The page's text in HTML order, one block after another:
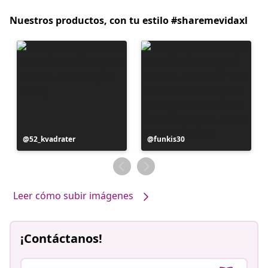
Nuestros productos, con tu estilo #sharemevidaxl
Publicación
realizada
52_kvadrater
Publicación
realizada
por
funkis30
Leer cómo subir imágenes
¡Contáctanos!